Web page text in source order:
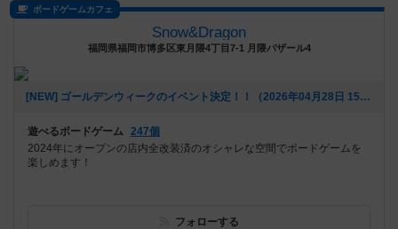
ボードゲームカフェ
Snow&Dragon
福岡県福岡市博多区東月隈4丁目7-1 月隈バザール4
[NEW] ゴールデンウィークのイベント決定！！（2026年04月28日 15時49分）
遊べるボードゲーム 247個
2024年にオープンの店内全改装済のオシャレな空間でボードゲームを
楽しめます！
フォローする